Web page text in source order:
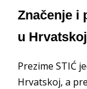
Značenje i
u Hrvatskoj
Prezime STIĆ
Hrvatskoj, a